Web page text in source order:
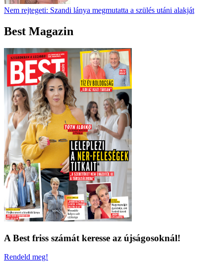
Nem rejtegeti: Szandi lánya megmutatta a szülés utáni alakját
Best Magazin
A Best friss számát keresse az újságosoknál!
Rendeld meg!